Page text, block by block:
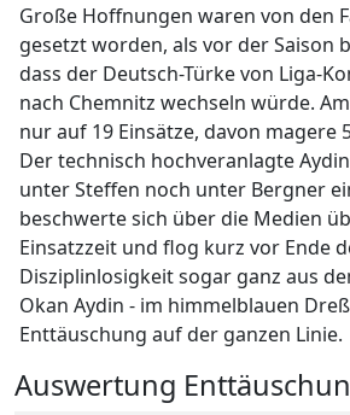
Große Hoffnungen waren von den
gesetzt worden, als vor der Saison
dass der Deutsch-Türke von Liga-
nach Chemnitz wechseln würde.
nur auf 19 Einsätze, davon magere
Der technisch hochveranlagte
unter Steffen noch unter Bergner
beschwerte sich über die Medien
Einsatzzeit und flog kurz vor Ende
Disziplinlosigkeit sogar ganz aus
Okan Aydin - im himmelblauen
Enttäuschung auf der ganzen Linie.
Auswertung